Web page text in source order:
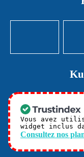
Vous avez
widget inclus
Consultez nos